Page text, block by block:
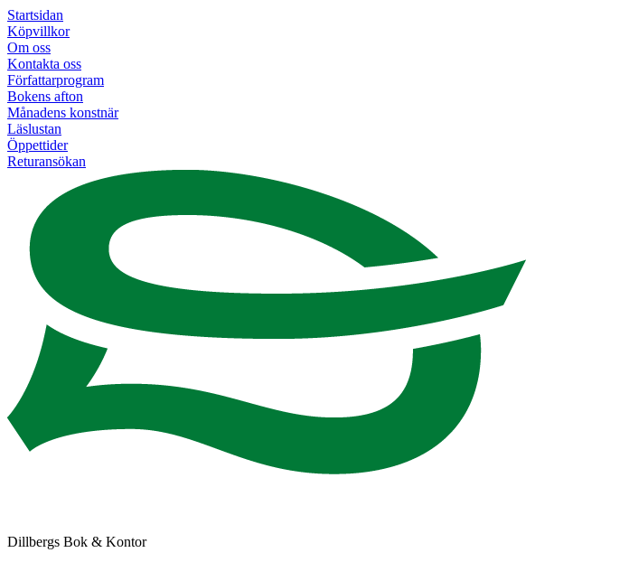
Startsidan
Köpvillkor
Om oss
Kontakta oss
Författarprogram
Bokens afton
Månadens konstnär
Läslustan
Öppettider
Returansökan
Dillbergs Bok & Kontor